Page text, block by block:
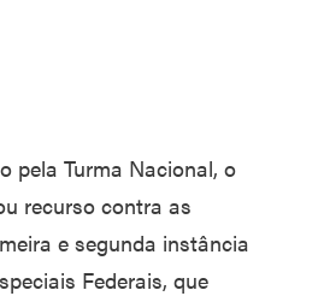
pela Turma Nacional, o
recurso contra as
e segunda instância
Federais, que